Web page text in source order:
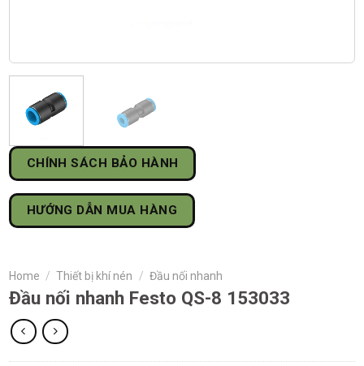
CHÍNH SÁCH BẢO HÀNH
HƯỚNG DẪN MUA HÀNG
Home / Thiết bị khí nén / Đầu nối nhanh
Đầu nối nhanh Festo QS-8 153033